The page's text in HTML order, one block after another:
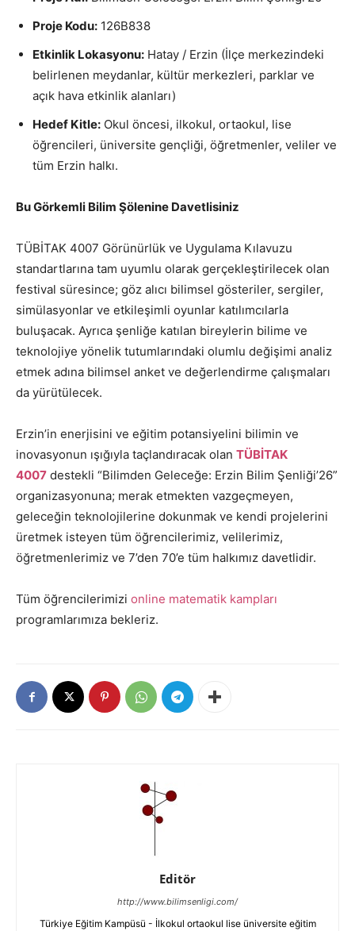
Proje Kodu: 126B838
Etkinlik Lokasyonu: Hatay / Erzin (İlçe merkezindeki
belirlenen meydanlar, kültür merkezleri, parklar ve
açık hava etkinlik alanları)
Hedef Kitle: Okul öncesi, ilkokul, ortaokul, lise
öğrencileri, üniversite gençliği, öğretmenler, veliler ve
tüm Erzin halkı.
Bu Görkemli Bilim Şölenine Davetlisiniz
TÜBİTAK 4007 Görünürlük ve Uygulama Kılavuzu
standartlarına tam uyumlu olarak gerçekleştirilecek olan
festival süresince; göz alıcı bilimsel gösteriler, sergiler,
simülasyonlar ve etkileşimli oyunlar katılımcılarla
buluşacak. Ayrıca şenliğe katılan bireylerin bilime ve
teknolojiye yönelik tutumlarındaki olumlu değişimi analiz
etmek adına bilimsel anket ve değerlendirme çalışmaları
da yürütülecek.
Erzin’in enerjisini ve eğitim potansiyelini bilimin ve
inovasyonun ışığıyla taçlandıracak olan TÜBİTAK
4007 destekli “Bilimden Geleceğe: Erzin Bilim Şenliği’26”
organizasyonuna; merak etmekten vazgeçmeyen,
geleceğin teknolojilerine dokunmak ve kendi projelerini
üretmek isteyen tüm öğrencilerimiz, velilerimiz,
öğretmenlerimiz ve 7’den 70’e tüm halkımız davetlidir.
Tüm öğrencilerimizi online matematik kampları
programlarımıza bekleriz.
Editör
http://www.bilimsenligi.com/
Türkiye Eğitim Kampüsü - İlkokul ortaokul lise üniversite eğitim